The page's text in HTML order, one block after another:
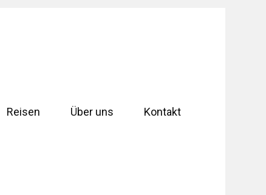
Reisen Über uns Kontakt